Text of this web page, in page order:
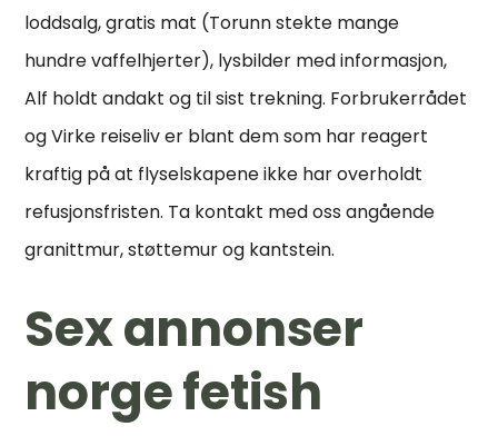
loddsalg, gratis mat (Torunn stekte mange
hundre vaffelhjerter), lysbilder med informasjon,
Alf holdt andakt og til sist trekning. Forbrukerrådet
og Virke reiseliv er blant dem som har reagert
kraftig på at flyselskapene ikke har overholdt
refusjonsfristen. Ta kontakt med oss angående
granittmur, støttemur og kantstein.
Sex annonser
norge fetish